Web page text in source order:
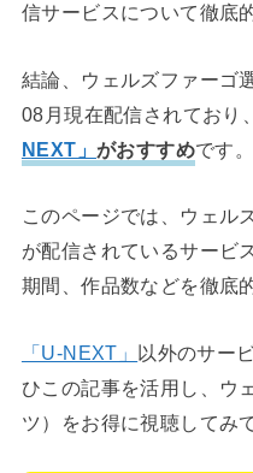
信サービスについて徹底
結論、ウェルズファーゴ
08月現在配信されており
NEXT」 がおすすめです。
このページでは、ウェル
が配信されているサービ
期間、作品数などを徹底
「U-NEXT」 以外のサー
ひこの記事を活用し、ウ
ツ）をお得に視聴してみ